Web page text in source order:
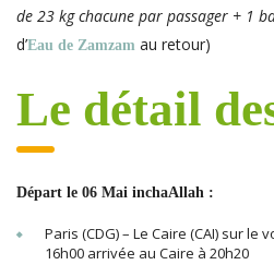
de 23 kg chacune par passager + 1
d’Eau de Zamzam au retour)
Le détail
Départ le 06 Mai inchaAllah :
Paris (CDG) – Le Caire (CAI) sur le
16h00 arrivée au Caire à 20h20